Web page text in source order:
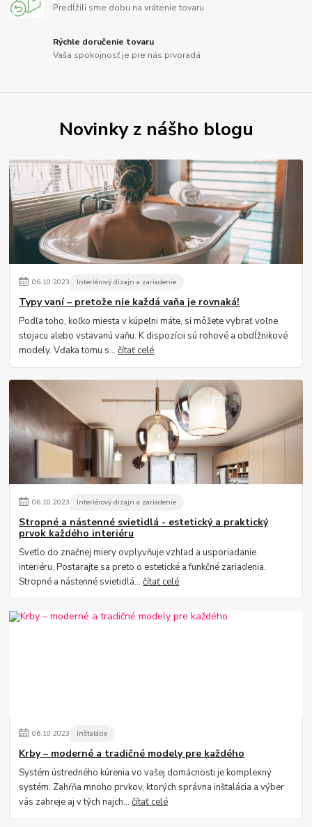
Predĺžili sme dobu na vrátenie tovaru
Rýchle doručenie tovaru
Vaša spokojnosť je pre nás prvoradá
Novinky z nášho blogu
06.10.2023 Interiérový dizajn a zariadenie
Typy vaní – pretože nie každá vaňa je rovnaká!
Podľa toho, koľko miesta v kúpeľni máte, si môžete vybrať voľne
stojacu alebo vstavanú vaňu. K dispozícii sú rohové a obdĺžnikové
modely. Vďaka tomu s...čítať celé
06.10.2023 Interiérový dizajn a zariadenie
Stropné a nástenné svietidlá - estetický a praktický
prvok každého interiéru
Svetlo do značnej miery ovplyvňuje vzhľad a usporiadanie
interiéru. Postarajte sa preto o estetické a funkčné zariadenia.
Stropné a nástenné svietidlá...čítať celé
06.10.2023 Inštalácie
Krby – moderné a tradičné modely pre každého
Systém ústredného kúrenia vo vašej domácnosti je komplexný
systém. Zahŕňa mnoho prvkov, ktorých správna inštalácia a výber
vás zahreje aj v tých najch...čítať celé